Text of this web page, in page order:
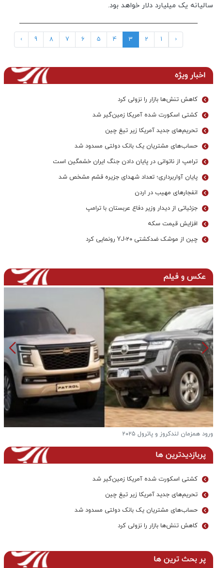
سالیانه یک میلیارد دلار خواهد بود.
‹
1
2
3
4
5
6
7
8
9
›
اخبار ویژه
کاهش تنش‌ها بازار را نزولی کرد
کشتی اسکورت شده آمریکا زمین‌گیر شد
تحریم‌های جدید آمریکا زیر تیغ چین
حساب‌های مشتریان یک بانک‌ دولتی مسدود شد
ترامپ از ناتوانی در پایان دادن جنگ ایران خشمگین است
پایان آواربرداری؛ تعداد شهدای جزیره قشم مشخص شد
انفجارهای مهیب در اردن
جزئیاتی از دیدار وزیر دفاع عربستان با ترامپ
افزایش قیمت سکه
چین از موشک ضدکشتی YJ-۲۰ رونمایی کرد
عکس و فیلم
ورود همزمان لندکروز و پاترول ۲۰۲۵
پربازدیدترین ها
کشتی اسکورت شده آمریکا زمین‌گیر شد
تحریم‌های جدید آمریکا زیر تیغ چین
حساب‌های مشتریان یک بانک‌ دولتی مسدود شد
کاهش تنش‌ها بازار را نزولی کرد
پر بحث ترین ها